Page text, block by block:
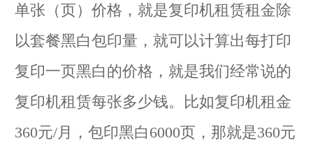
单张（页）价格，就是复印机租赁租金除
以套餐黑白包印量，就可以计算出每打印
复印一页黑白的价格，就是我们经常说的
复印机租赁每张多少钱。比如复印机租金
360元/月，包印黑白6000页，那就是360元